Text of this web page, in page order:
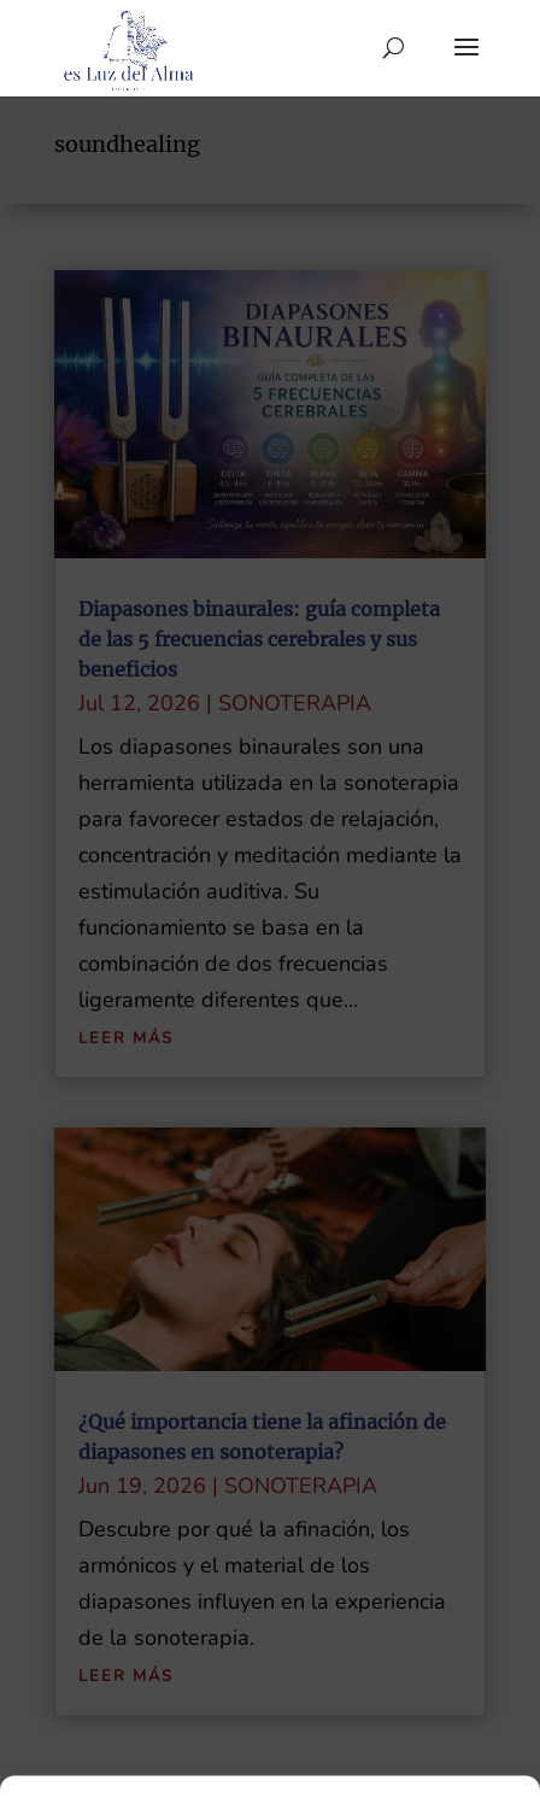
soundhealing
Diapasones binaurales: guía completa
de las 5 frecuencias cerebrales y sus
beneficios
Jul 12, 2026 | SONOTERAPIA
Los diapasones binaurales son una
herramienta utilizada en la sonoterapia
para favorecer estados de relajación,
concentración y meditación mediante la
estimulación auditiva. Su
funcionamiento se basa en la
combinación de dos frecuencias
ligeramente diferentes que...
LEER MÁS
¿Qué importancia tiene la afinación de
diapasones en sonoterapia?
Jun 19, 2026 | SONOTERAPIA
Descubre por qué la afinación, los
armónicos y el material de los
diapasones influyen en la experiencia
de la sonoterapia.
LEER MÁS